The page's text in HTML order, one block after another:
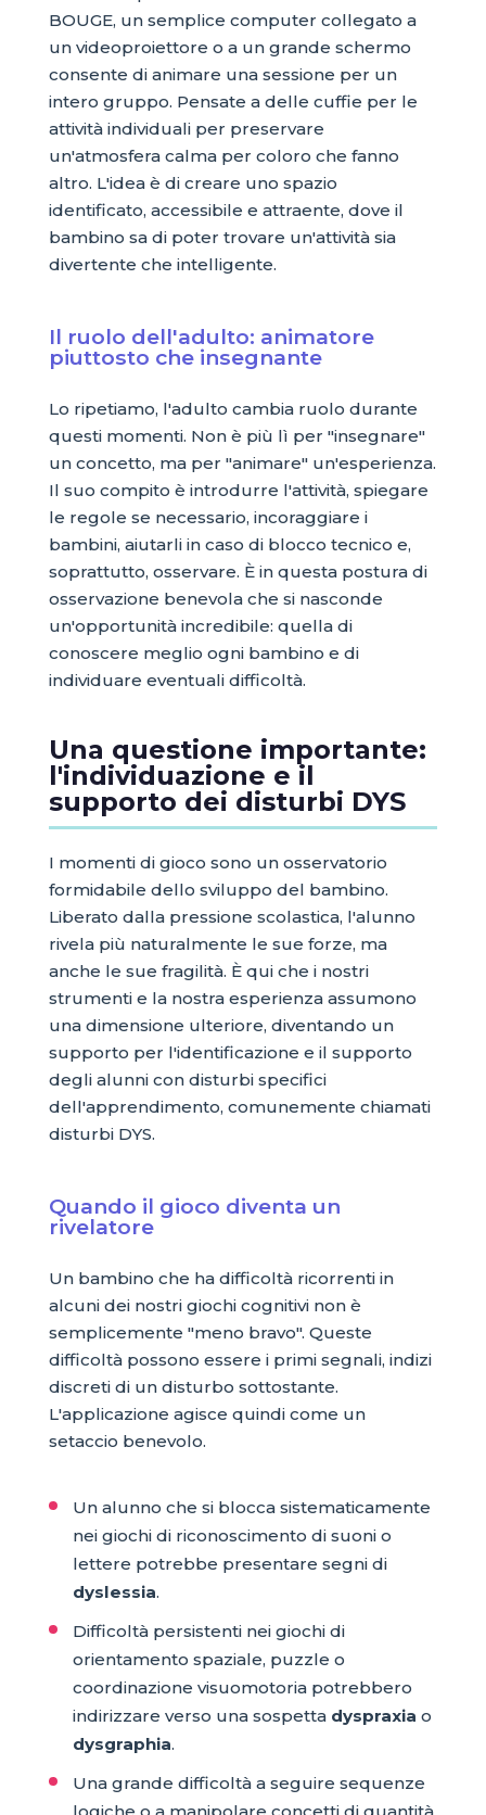
BOUGE, un semplice computer collegato a
un videoproiettore o a un grande schermo
consente di animare una sessione per un
intero gruppo. Pensate a delle cuffie per le
attività individuali per preservare
un'atmosfera calma per coloro che fanno
altro. L'idea è di creare uno spazio
identificato, accessibile e attraente, dove il
bambino sa di poter trovare un'attività sia
divertente che intelligente.
Il ruolo dell'adulto: animatore
piuttosto che insegnante
Lo ripetiamo, l'adulto cambia ruolo durante
questi momenti. Non è più lì per "insegnare"
un concetto, ma per "animare" un'esperienza.
Il suo compito è introdurre l'attività, spiegare
le regole se necessario, incoraggiare i
bambini, aiutarli in caso di blocco tecnico e,
soprattutto, osservare. È in questa postura di
osservazione benevola che si nasconde
un'opportunità incredibile: quella di
conoscere meglio ogni bambino e di
individuare eventuali difficoltà.
Una questione importante:
l'individuazione e il
supporto dei disturbi DYS
I momenti di gioco sono un osservatorio
formidabile dello sviluppo del bambino.
Liberato dalla pressione scolastica, l'alunno
rivela più naturalmente le sue forze, ma
anche le sue fragilità. È qui che i nostri
strumenti e la nostra esperienza assumono
una dimensione ulteriore, diventando un
supporto per l'identificazione e il supporto
degli alunni con disturbi specifici
dell'apprendimento, comunemente chiamati
disturbi DYS.
Quando il gioco diventa un
rivelatore
Un bambino che ha difficoltà ricorrenti in
alcuni dei nostri giochi cognitivi non è
semplicemente "meno bravo". Queste
difficoltà possono essere i primi segnali, indizi
discreti di un disturbo sottostante.
L'applicazione agisce quindi come un
setaccio benevolo.
Un alunno che si blocca sistematicamente
nei giochi di riconoscimento di suoni o
lettere potrebbe presentare segni di
dyslessia.
Difficoltà persistenti nei giochi di
orientamento spaziale, puzzle o
coordinazione visuomotoria potrebbero
indirizzare verso una sospetta dyspraxia o
dysgraphia.
Una grande difficoltà a seguire sequenze
logiche o a manipolare concetti di quantità